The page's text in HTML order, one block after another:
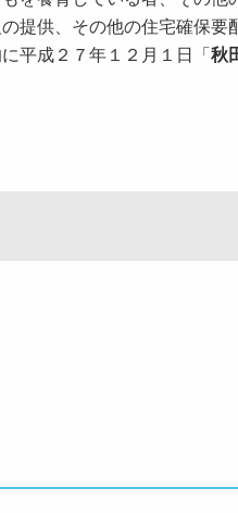
提供、その他の住宅確保
平成２７年１２月１日「 秋